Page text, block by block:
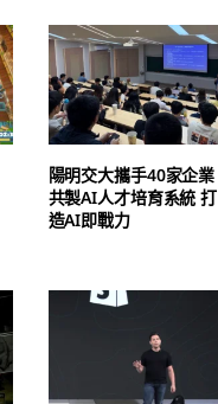
陽明交大攜手40家企業
共製AI人才培育系統 打
造AI即戰力